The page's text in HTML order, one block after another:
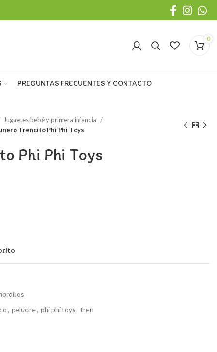
0
PREGUNTAS FRECUENTES Y CONTACTO
Juguetes bebé y primera infancia
Trencito Phi Phi Toys
Phi Phi Toys
, peluche, phi phi toys, tren